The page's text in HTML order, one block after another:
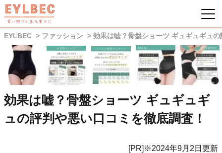
EYLBEC ファッション 効果は嘘？骨盤ショーツ ギュギュギュ
効果は嘘？骨盤ショーツ ギュギュギ
ュの評判や悪い口コミを徹底調査！
[PR]※2024年9月2日更新